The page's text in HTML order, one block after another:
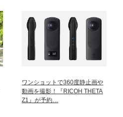
ワンショットで360度静止画や
動画を撮影！『RICOH THETA
Z1』が予約…